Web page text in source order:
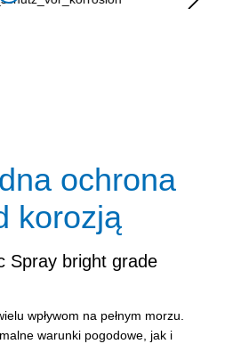
ochrona
korozją
Spray bright grade
wpływom na pełnym morzu.
warunki pogodowe, jak i